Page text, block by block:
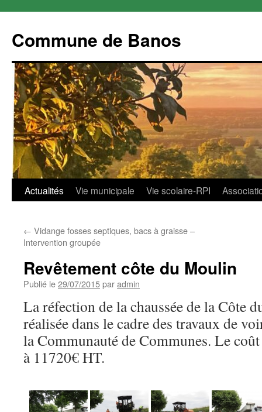
Commune de Banos
Aller
contenu
Actualités Vie municipale Vie scolaire-RPI
← Vidange fosses septiques, bacs à graisse –
Intervention groupée
Revêtement côte du Moulin
Publié le29/07/2015paradmin
La réfection de la chaussée de la Côte
réalisée dans le cadre des travaux de
la Communauté de Communes. Le coût
à 11720€ HT.